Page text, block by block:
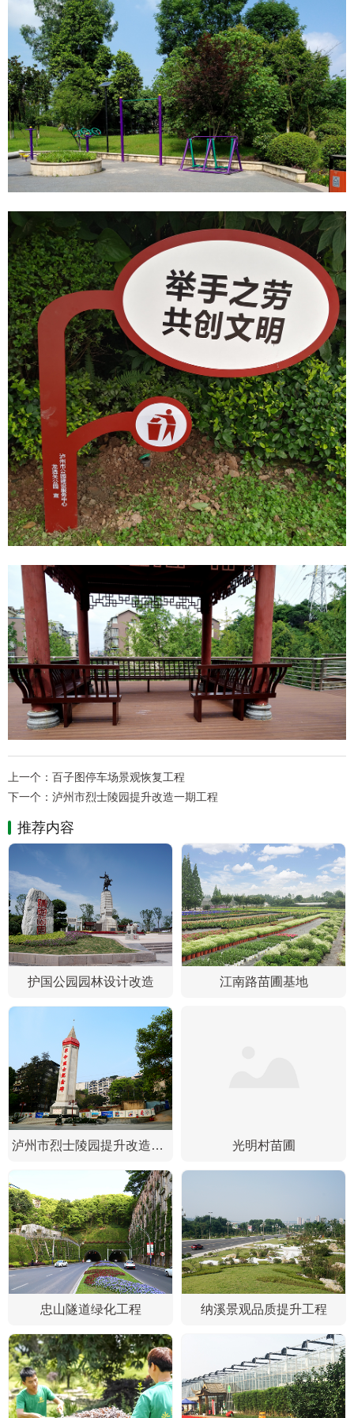
上一个： 百子图停车场景观恢复工程
下一个： 泸州市烈士陵园提升改造一期工程
推荐内容
护国公园园林设计改造 江南路苗圃基地
泸州市烈士陵园提升改造一期工程 光明村苗圃
忠山隧道绿化工程 纳溪景观品质提升工程